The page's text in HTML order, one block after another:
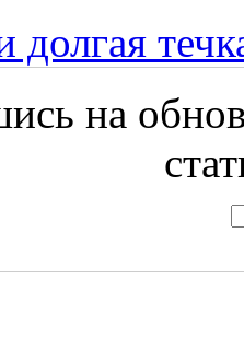
долгая
на